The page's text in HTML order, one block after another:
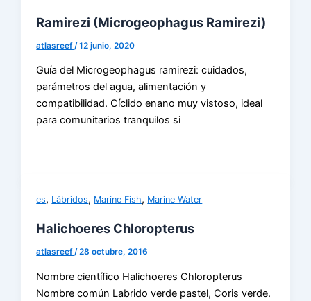
Ramirezi (Microgeophagus Ramirezi)
atlasreef /12 junio, 2020
Guía del Microgeophagus ramirezi: cuidados,
parámetros del agua, alimentación y
compatibilidad. Cíclido enano muy vistoso, ideal
para comunitarios tranquilos si
es, Lábridos, Marine Fish, Marine Water
Halichoeres Chloropterus
atlasreef/28 octubre, 2016
Nombre científico Halichoeres Chloropterus
Nombre común Labrido verde pastel, Coris verde.